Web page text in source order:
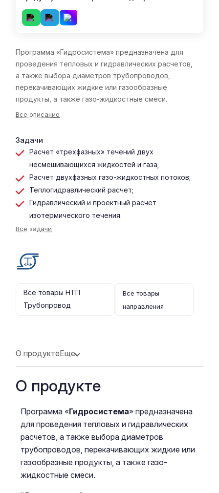
Программа «Гидросистема» предназначена для
проведения тепловых и гидравлических расчетов,
а также выбора диаметров трубопроводов,
перекачивающих жидкие или газообразные
продукты, а также газо-жидкостные смеси.
Все описание
Задачи
Расчет «трехфазных» течений двух
несмешивающихся жидкостей и газа;
Расчет двухфазных газо-жидкостных потоков;
Теплогидравлический расчет;
Гидравлический и проектный расчет
изотермического течения.
Все задачи
Все товары НТП
Трубопровод
Все товары
направления
О продуктеЕще
О продукте
Программа «Гидросистема» предназначена
для проведения тепловых и гидравлических
расчетов, а также выбора диаметров
трубопроводов, перекачивающих жидкие или
газообразные продукты, а также газо-
жидкостные смеси.